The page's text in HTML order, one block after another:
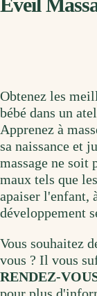
Obtenez les
bébé dans un
Apprenez à
sa naissance et
massage ne soit
maux tels que
apaiser l'enfant,
développement
Vous souhaitez
vous ? Il vous
RENDEZ-